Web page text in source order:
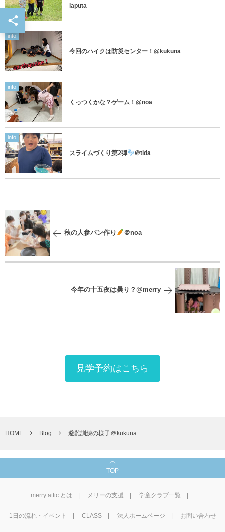
laputa
info
今回のハイクは防災センター！@kukuna
info
くっつくかな？ゲーム！@noa
info
スライムづくり第2弾 ＠tida
秋の人参パン作り ＠noa
今年の十五夜は曇り？@merry
見学予約はこちら
HOME Blog 避難訓練の様子＠kukuna
TOP
merry attic とは メリーの支援 学童クラブ一覧
1⽇の流れ・イベント CLASS 法人ホームページ お問い合わせ